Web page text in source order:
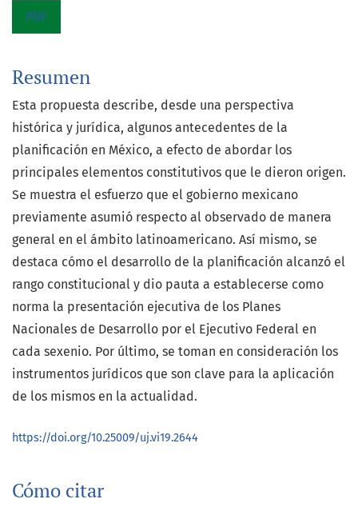
PDF
Cómo citar
Resumen
Esta propuesta describe, desde una perspectiva
histórica y jurídica, algunos antecedentes de la
planificación en México, a efecto de abordar los
principales elementos constitutivos que le dieron origen.
Se muestra el esfuerzo que el gobierno mexicano
previamente asumió respecto al observado de manera
general en el ámbito latinoamericano. Así mismo, se
destaca cómo el desarrollo de la planificación alcanzó el
rango constitucional y dio pauta a establecerse como
norma la presentación ejecutiva de los Planes
Nacionales de Desarrollo por el Ejecutivo Federal en
cada sexenio. Por último, se toman en consideración los
instrumentos jurídicos que son clave para la aplicación
de los mismos en la actualidad.
https://doi.org/10.25009/uj.vi19.2644